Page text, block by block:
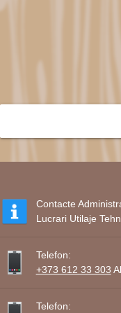
Contacte
Lucrari Utilaje
Telefon:
+373 612 33 303
Telefon: